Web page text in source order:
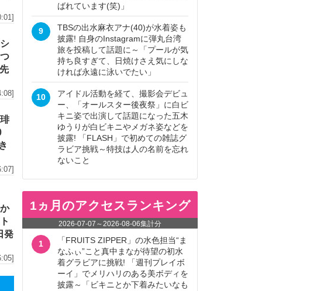
発
ばれています(笑)」
9
TBSの出水麻衣アナ(40)が水着姿も
披露! 自身のInstagramに弾丸台湾
旅を投稿して話題に～「プールが気
持ち良すぎて、日焼けさえ気にしな
ければ永遠に泳いでたい」
10
アイドル活動を経て、撮影会デビュ
ー、「オールスター後夜祭」に白ビ
キニ姿で出演して話題になった五木
ゆうりが白ビキニやメガネ姿などを
披露! 「FLASH」で初めての雑誌グ
ラビア挑戦～特技は人の名前を忘れ
ないこと
1ヵ月のアクセスランキング
2026-07-07 ～2026-08-06集計分
1
「FRUITS ZIPPER」の水色担当“ま
なふぃ”こと真中まなが待望の初水
着グラビアに挑戦! 「週刊プレイボ
ーイ」でメリハリのある美ボディを
披露～「ビキニとか下着みたいなも